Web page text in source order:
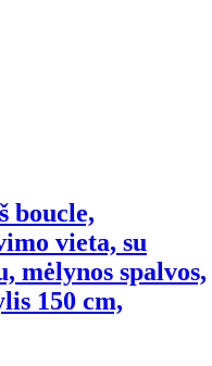
boucle,
vieta, su
mėlynos spalvos,
150 cm,